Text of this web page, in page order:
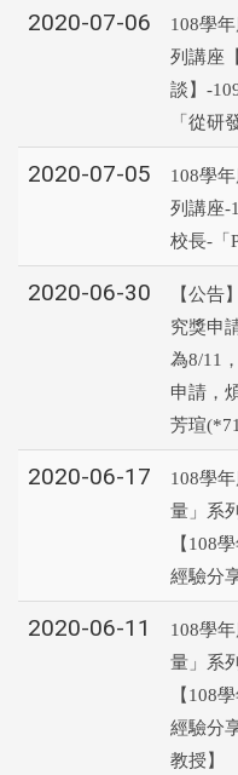
2020-07-06
108學
列講座
談】-
「從研
2020-07-05
108學
列講座-
校長-「
2020-06-30
【公告
究獎申
為8/11
申請，
芳瑄
2020-06-17
108學
量」系
【108
經驗分
2020-06-11
108學
量」系
【108
經驗分
教授】